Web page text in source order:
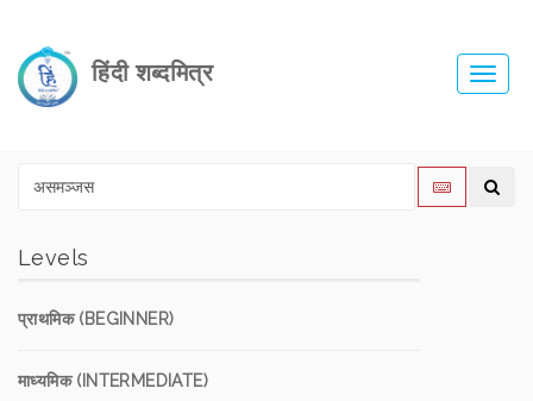
हिंदी शब्दमित्र
Levels
प्राथमिक (BEGINNER)
माध्यमिक (INTERMEDIATE)